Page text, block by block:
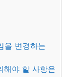
을 변경하는
해야 할 사항은